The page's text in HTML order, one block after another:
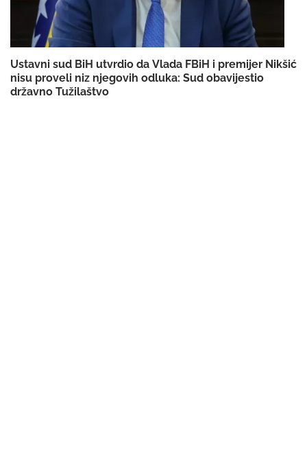
Ustavni sud BiH utvrdio da Vlada FBiH i premijer Nikšić
nisu proveli niz njegovih odluka: Sud obavijestio
državno Tužilaštvo